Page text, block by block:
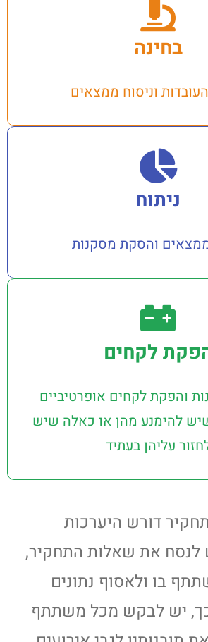
בחינה
וניסוח ממצאים
ניתוח
והסקת מסקנות
לקחים
והפקת לקחים אופרטיביים
להימנע מהן או כאלה שיש
עליהן בעתיד
דורש היערכות
לנסח את שאלות התחקיר,
בו ולאסוף נתונים
יש לבקש מכל משתתף